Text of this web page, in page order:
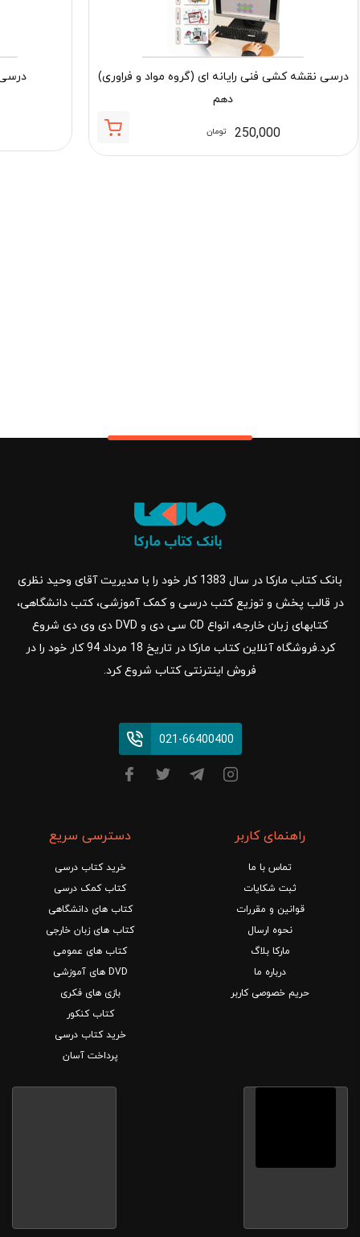
درسی نقشه کشی فنی رایانه ای (گروه مواد و فراوری)
دهم
250,000 تومان
بانک کتاب مارکا در سال 1383 کار خود را با مدیریت آقای وحید نظری
در قالب پخش و توزیع کتب درسی و کمک آموزشی، کتب دانشگاهی،
کتابهای زبان خارجه، انواع CD سی دی و DVD دی وی دی شروع
کرد.فروشگاه آنلاین کتاب مارکا در تاریخ 18 مرداد 94 کار خود را در
فروش اینترنتی کتاب شروع کرد.
021-66400400
راهنمای کاربر
تماس با ما
ثبت شکایات
قوانین و مقررات
نحوه ارسال
مارکا بلاگ
درباره ما
حریم خصوصی کاربر
دسترسی سریع
خرید کتاب درسی
کتاب کمک درسی
کتاب های دانشگاهی
کتاب های زبان خارجی
کتاب های عمومی
DVD های آموزشی
بازی های فکری
کتاب کنکور
خرید کتاب درسی
پرداخت آسان